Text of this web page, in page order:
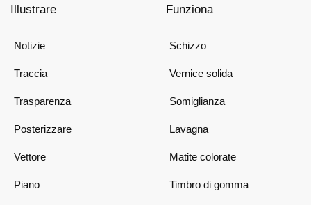
Illustrare
Notizie
Traccia
Trasparenza
Posterizzare
Vettore
Piano
Funziona
Schizzo
Vernice solida
Somiglianza
Lavagna
Matite colorate
Timbro di gomma